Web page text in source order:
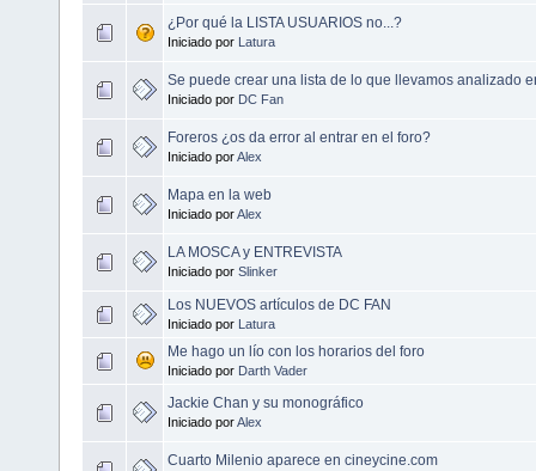
¿Por qué la LISTA USUARIOS no...?
Iniciado por Latura
Se puede crear una lista de lo que llevamos analizado
Iniciado por DC Fan
Foreros ¿os da error al entrar en el foro?
Iniciado porAlex
Mapa en la web
Iniciado porAlex
LA MOSCA y ENTREVISTA
Iniciado por Slinker
Los NUEVOS artículos de DC FAN
Iniciado por Latura
Me hago un lío con los horarios del foro
Iniciado por Darth Vader
Jackie Chan y su monográfico
Iniciado porAlex
Cuarto Milenio aparece en cineycine.com